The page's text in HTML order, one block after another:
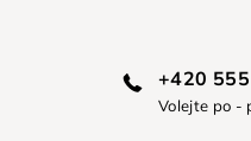
+420
Volejte po -